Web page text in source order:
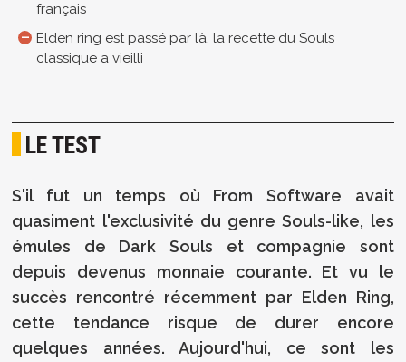
français
Elden ring est passé par là, la recette du Souls
classique a vieilli
LE TEST
S'il fut un temps où From Software avait
quasiment l'exclusivité du genre Souls-like, les
émules de Dark Souls et compagnie sont
depuis devenus monnaie courante. Et vu le
succès rencontré récemment par Elden Ring,
cette tendance risque de durer encore
quelques années. Aujourd'hui, ce sont les